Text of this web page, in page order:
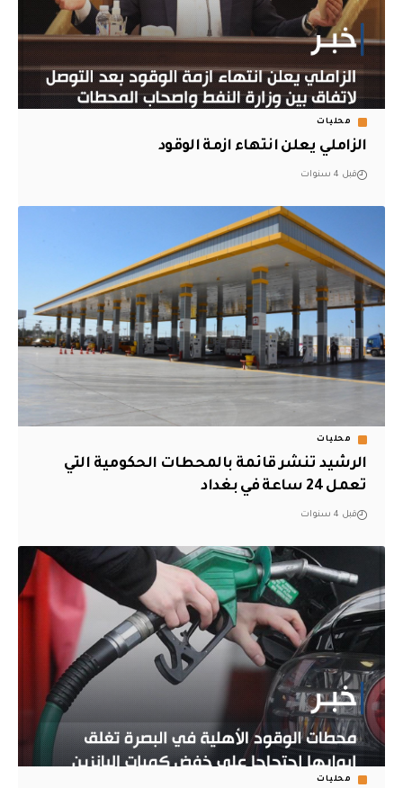
محليات
الزاملي يعلن انتهاء ازمة الوقود
قبل 4 سنوات
محليات
الرشيد تنشر قائمة بالمحطات الحكومية التي
تعمل 24 ساعة في بغداد
قبل 4 سنوات
محليات